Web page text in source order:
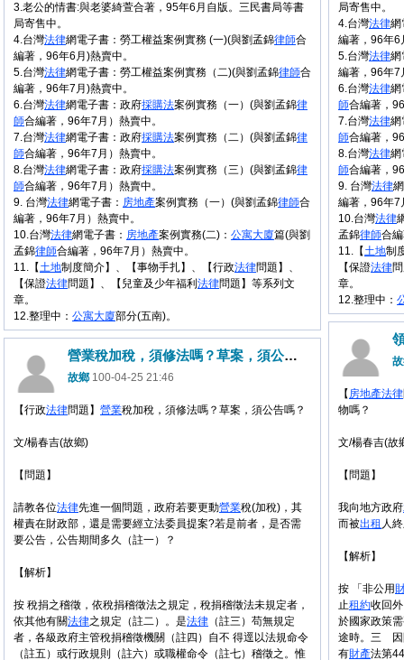
3.老公的情書:與老婆綺萱合著，95年6月自版。三民書局等書
局寄售中。
4.台灣法律網電子書：勞工權益案例實務 (一)(與劉孟錦律師合
編著，96年6月)熱賣中。
5.台灣法律網電子書：勞工權益案例實務（二)(與劉孟錦律師合
編著，96年7月)熱賣中。
6.台灣法律網電子書：政府採購法案例實務（一）(與劉孟錦律
師合編著，96年7月）熱賣中。
7.台灣法律網電子書：政府採購法案例實務（二）(與劉孟錦律
師合編著，96年7月）熱賣中。
8.台灣法律網電子書：政府採購法案例實務（三）(與劉孟錦律
師合編著，96年7月）熱賣中。
9. 台灣法律網電子書： 房地產案例實務（一）(與劉孟錦律師合
編著，96年7月）熱賣中。
10.台灣法律網電子書： 房地產案例實務(二)： 公寓大廈篇(與劉
孟錦律師合編著，96年7月）熱賣中。
11.【土地制度簡介】、【事物手扎】、【行政法律問題】、
【保證法律問題】、【兒童及少年福利 法律問題】等系列文
章。
12.整理中： 公寓大廈部分(五南)。
局寄售中。
4.台灣法律網
編著，96年6
5.台灣法律網
編著，96年7
6.台灣法律網
師合編著，
7.台灣法律網
師合編著，
8.台灣法律網
師合編著，
9. 台灣法律
編著，96年7
10.台灣法律
孟錦律師合
11.【土地制
【保證法律
章。
12.整理中：
【 房地產法律
物嗎？
文/楊春吉(故
【問題】
我向地方政府
而被出租 人
【解析】
按 「非公用
止租約收回
於國家政策
途時。三 因
有財產法第
營業稅加稅，須修法嗎？草案，須公告嗎？
故鄉100-04-25 21:46
【行政法律問題】 營業稅加稅，須修法嗎？草案，須公告嗎？
文/楊春吉(故鄉)
【問題】
請教各位法律先進一個問題，政府若要更動營業稅(加稅)，其
權責在財政部，還是需要經立法委員提案?若是前者，是否需
要公告，公告期間多久（註一）？
【解析】
按 稅捐之稽徵，依稅捐稽徵法之規定，稅捐稽徵法未規定者，
依其他有關法律之規定（註二）。是法律 （註三）苟無規定
者，各級政府主管稅捐稽徵機關（註四）自不 得逕以法規命令
（註五）或行政規則（註六）或職權命令（註七）稽徵之。惟